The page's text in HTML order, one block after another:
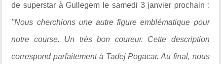
de superstar à Gullegem le samedi 3 janvier prochain :
"Nous cherchions une autre figure emblématique pour
notre course. Un très bon coureur. Cette description
correspond parfaitement à Tadej Pogacar. Au final, nous